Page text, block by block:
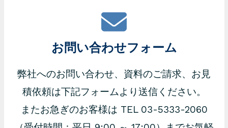
お問い合わせフォーム
弊社へのお問い合わせ、資料のご請求、お見
積依頼は下記フォームより送信ください。
またお急ぎのお客様は TEL 03-5333-2060